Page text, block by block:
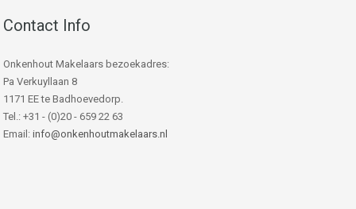
Contact Info
Onkenhout Makelaars bezoekadres:
Pa Verkuyllaan 8
1171 EE te Badhoevedorp.
Tel.: +31 - (0)20 - 659 22 63
Email: info@onkenhoutmakelaars.nl